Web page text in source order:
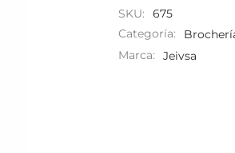
SKU:
675
Categoría:
Marca:
Jeivsa